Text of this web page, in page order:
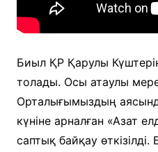
Биыл ҚР Қарулы
толады. Осы атаулы
Орталығымыздың
күніне арналған «Азат
саптық байқау